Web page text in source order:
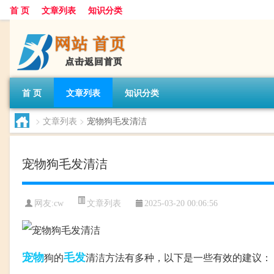
首 页 文章列表 知识分类
首 页 文章列表 知识分类
> 文章列表 > 宠物狗毛发清洁
宠物狗毛发清洁
网友:cw 文章列表 2025-03-20 00:06:56
宠物狗的毛发清洁方法有多种，以下是一些有效的建议：